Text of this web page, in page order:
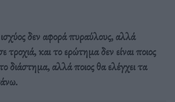
δεν αφορά πυραύλους, αλλά
τροχιά, και το ερώτημα δεν είναι ποιος
διάστημα, αλλά ποιος θα ελέγχει τα